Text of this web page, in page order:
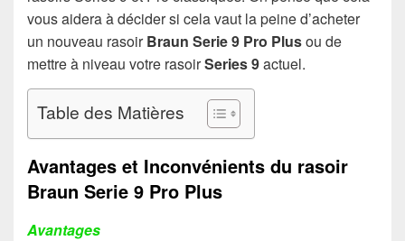
vous aidera à décider si cela vaut la peine d’acheter
un nouveau rasoirBraun Serie 9 Pro Plusou de
mettre à niveau votre rasoirSeries 9actuel.
Table des Matières
Avantages et Inconvénients du rasoir
Braun Serie 9 Pro Plus
Avantages